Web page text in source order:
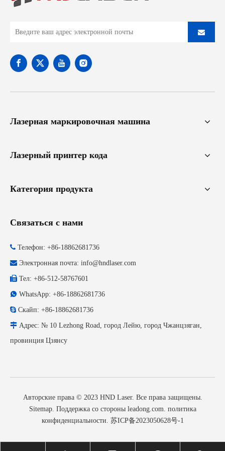
Лазерная маркировочная машина
Лазерный принтер кода
Категория продукта
Связаться с нами
 Телефон: +86-18862681736
 Электронная почта: info@hndlaser.com
 Тел: +86-512-58767601
 WhatsApp: +86-18862681736
 Скайп: +86-18862681736
 Адрес: № 10 Lezhong Road, город Лейю, город Чжанцзяган,
провинция Цзянсу
Авторские права © 2023 HND Laser. Все права защищены.
Sitemap. Поддержка со стороны leadong.com. политика
конфиденциальности. 苏ICP备2023050628号-1